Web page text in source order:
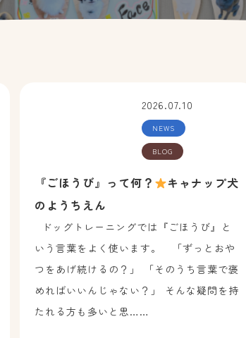
2026.07.10
NEWS
BLOG
『ごほうび』って何？
キャナップ犬
のようちえん
ドッグトレーニングでは『ごほうび』と
いう言葉をよく使います。 「ずっとおや
つをあげ続けるの？」 「そのうち言葉で褒
めればいいんじゃない？」 そんな疑問を持
たれる方も多いと思……